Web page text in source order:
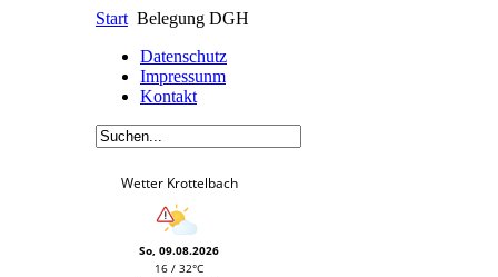
Start Belegung DGH
Datenschutz
Impressunm
Kontakt
Wetter Krottelbach
So, 09.08.2026
16 / 32°C